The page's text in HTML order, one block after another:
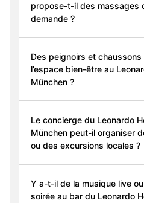
propose-t-il des massages
demande ?
Des peignoirs et
l’espace bien-être au
München ?
Le concierge du Leonardo
München peut-il organiser
ou des excursions locales ?
Y a-t-il de la musique live
soirée au bar du Leonardo